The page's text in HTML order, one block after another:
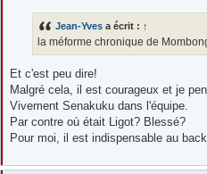
Jean-Yves a écrit : ↑
la méforme chronique de
Et c'est peu dire!
Malgré cela, il est courageux et je
Vivement Senakuku dans l'équipe.
Par contre où était Ligot? Blessé?
Pour moi, il est indispensable au